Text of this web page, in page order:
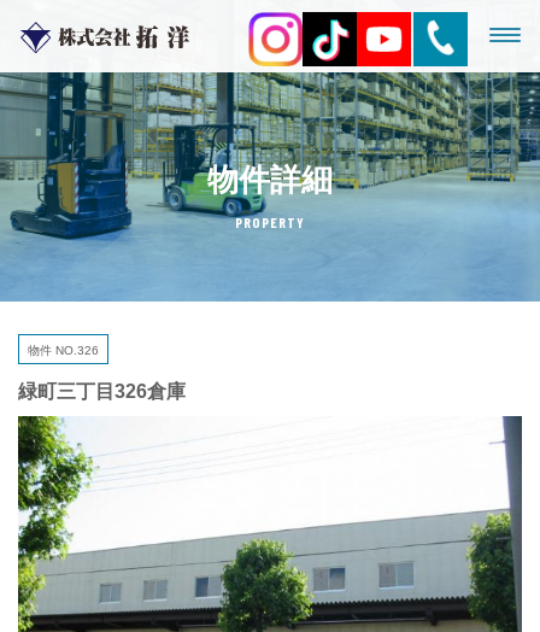
物件詳細
PROPERTY
物件 NO.326
緑町三丁目326倉庫